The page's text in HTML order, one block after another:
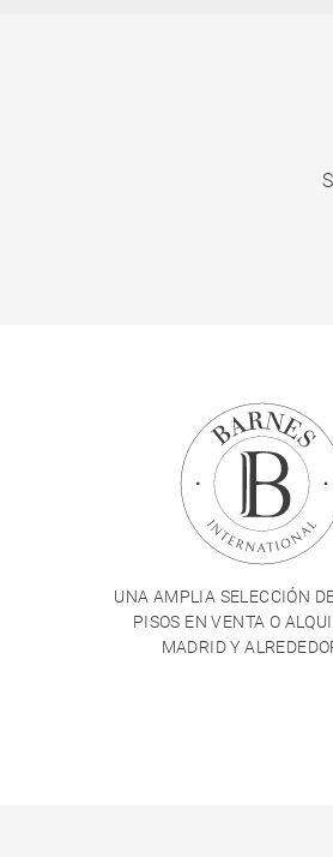
UNA AMPLIA SELECCIÓN
PISOS EN VENTA O
MADRID Y